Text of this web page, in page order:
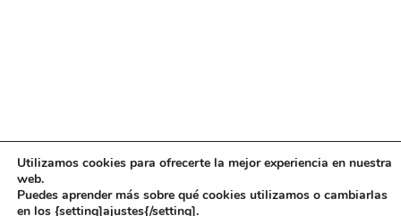
Utilizamos cookies para ofrecerte la mejor experiencia en nuestra
web.
Puedes aprender más sobre qué cookies utilizamos o cambiarlas
en los {setting]ajustes{/setting].